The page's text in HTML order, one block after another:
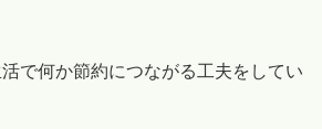
で何か節約につながる工夫をしてい